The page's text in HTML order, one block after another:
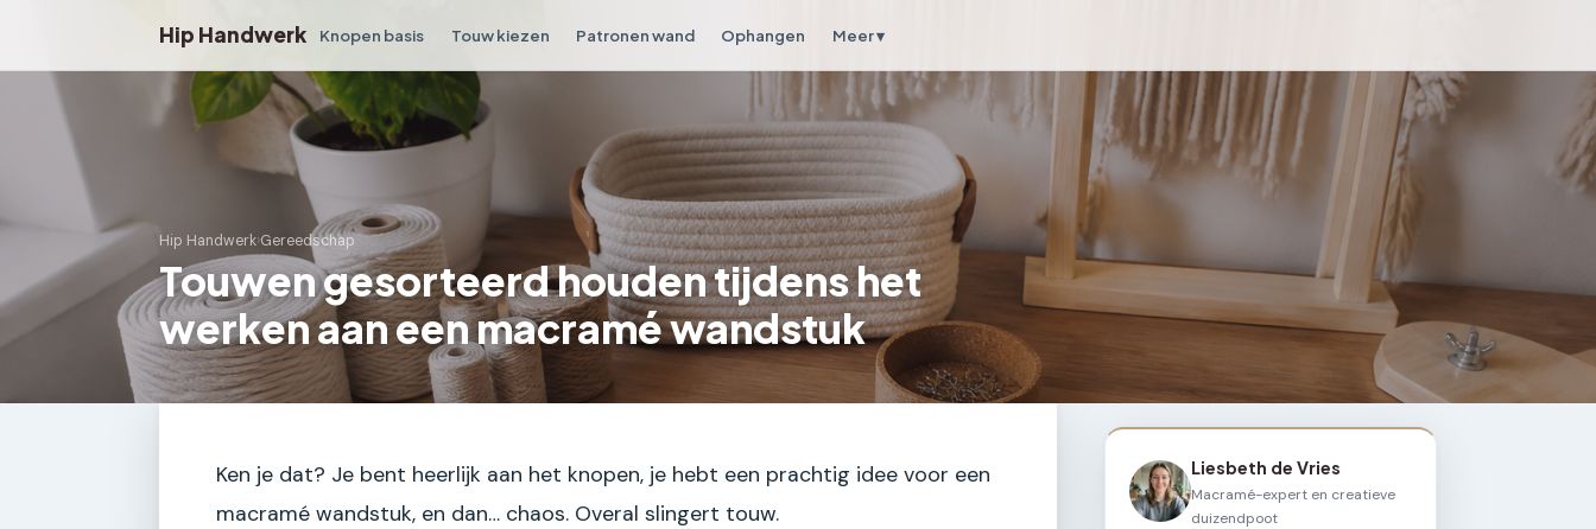
Hip Handwerk Knopen basis Touw kiezen Patronen wand Ophangen Meer ▾
Hip Handwerk›Gereedschap
Touwen gesorteerd houden tijdens het
werken aan een macramé wandstuk
Ken je dat? Je bent heerlijk aan het knopen, je hebt een prachtig idee voor een
macramé wandstuk, en dan… chaos. Overal slingert touw.
Liesbeth de Vries
Macramé-expert en creatieve
duizendpoot